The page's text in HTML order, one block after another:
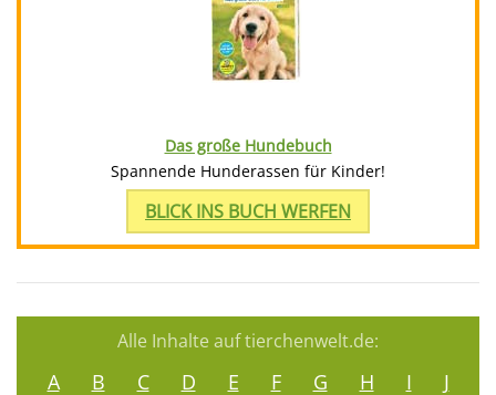
Das große Hundebuch
Spannende Hunderassen für Kinder!
BLICK INS BUCH WERFEN
Alle Inhalte auf tierchenwelt.de:
A B C D E F G H I
J